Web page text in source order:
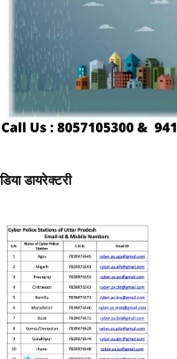
डायरेक्टरी